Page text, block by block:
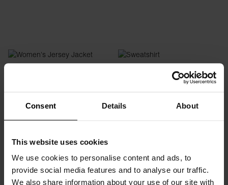
Consent Details About
This website uses cookies
We use cookies to personalise content and ads, to
provide social media features and to analyse our traffic.
We also share information about your use of our site with